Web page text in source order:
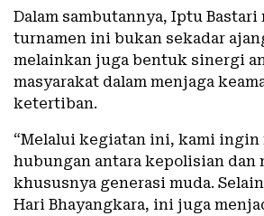
Dalam sambutannya, Iptu Bastari
turnamen ini bukan sekadar
melainkan juga bentuk sinergi
masyarakat dalam menjaga
ketertiban.
“Melalui kegiatan ini, kami ingin
hubungan antara kepolisian dan
khususnya generasi muda.
Hari Bhayangkara, ini juga